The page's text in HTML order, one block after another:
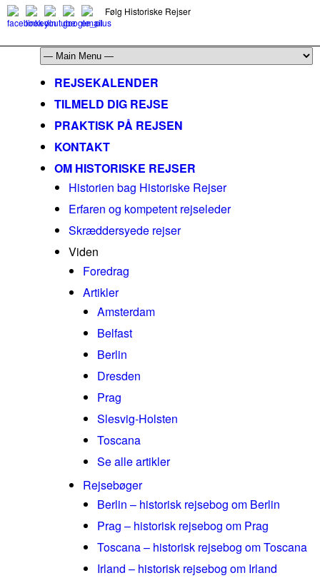
Følg Historiske Rejser
REJSEKALENDER
TILMELD DIG REJSE
PRAKTISK PÅ REJSEN
KONTAKT
OM HISTORISKE REJSER
Historien bag Historiske Rejser
Erfaren og kompetent rejseleder
Skræddersyede rejser
Viden
Foredrag
Artikler
Amsterdam
Belfast
Berlin
Dresden
Prag
Slesvig-Holsten
Toscana
Se alle artikler
Rejsebøger
Berlin – historisk rejsebog om Berlin
Prag – historisk rejsebog om Prag
Toscana – historisk rejsebog om Toscana
Irland – historisk rejsebog om Irland